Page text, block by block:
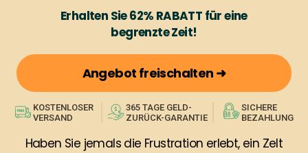
Erhalten Sie 62% RABATT für eine
begrenzte Zeit!
Angebot freischalten ➜
KOSTENLOSER
VERSAND
365 TAGE GELD-
ZURÜCK-GARANTIE
SICHERE
BEZAHLUNG
Haben Sie jemals die Frustration erlebt, ein Zelt